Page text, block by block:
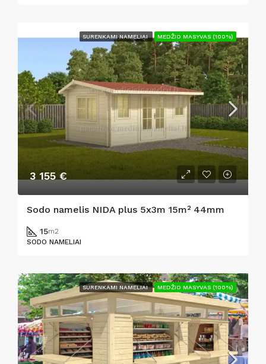
SURENKAMI NAMELIAI MEDŽIO MASYVAS (100%)
3 155 €
Sodo namelis NIDA plus 5x3m 15m² 44mm
15m2
SODO NAMELIAI
SURENKAMI NAMELIAI MEDŽIO MASYVAS (100%)